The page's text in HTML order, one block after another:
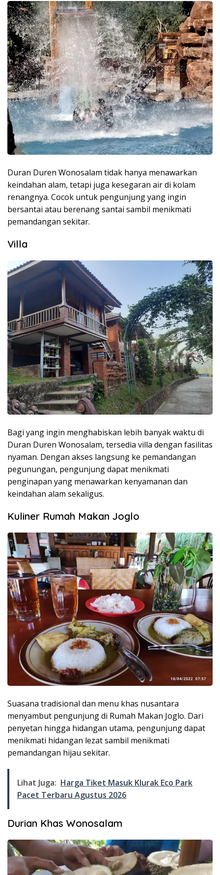
Duran Duren Wonosalam tidak hanya menawarkan
keindahan alam, tetapi juga kesegaran air di kolam
renangnya. Cocok untuk pengunjung yang ingin
bersantai atau berenang santai sambil menikmati
pemandangan sekitar.
Villa
Bagi yang ingin menghabiskan lebih banyak waktu di
Duran Duren Wonosalam, tersedia villa dengan fasilitas
nyaman. Dengan akses langsung ke pemandangan
pegunungan, pengunjung dapat menikmati
penginapan yang menawarkan kenyamanan dan
keindahan alam sekaligus.
Kuliner Rumah Makan Joglo
Suasana tradisional dan menu khas nusantara
menyambut pengunjung di Rumah Makan Joglo. Dari
penyetan hingga hidangan utama, pengunjung dapat
menikmati hidangan lezat sambil menikmati
pemandangan hijau sekitar.
Lihat Juga: Harga Tiket Masuk Klurak Eco Park
Pacet Terbaru Agustus 2026
Durian Khas Wonosalam